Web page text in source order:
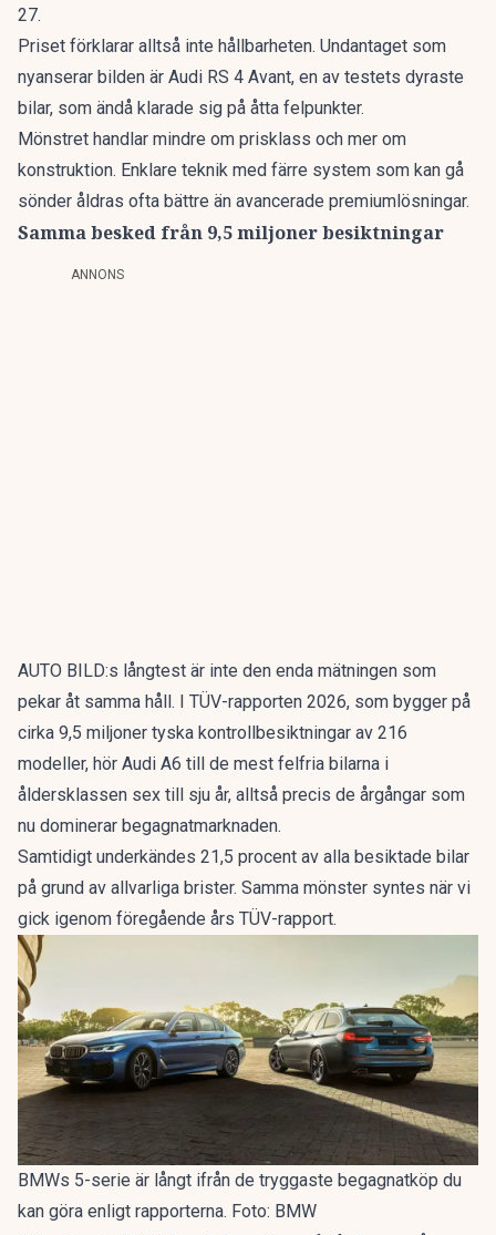
27.
Priset förklarar alltså inte hållbarheten. Undantaget som
nyanserar bilden är Audi RS 4 Avant, en av testets dyraste
bilar, som ändå klarade sig på åtta felpunkter.
Mönstret handlar mindre om prisklass och mer om
konstruktion. Enklare teknik med färre system som kan gå
sönder åldras ofta bättre än avancerade premiumlösningar.
Samma besked från 9,5 miljoner besiktningar
ANNONS
AUTO BILD:s långtest är inte den enda mätningen som
pekar åt samma håll. I TÜV-rapporten 2026, som bygger på
cirka 9,5 miljoner tyska kontrollbesiktningar av 216
modeller, hör Audi A6 till de mest felfria bilarna i
åldersklassen sex till sju år, alltså precis de årgångar som
nu dominerar begagnatmarknaden.
Samtidigt underkändes 21,5 procent av alla besiktade bilar
på grund av allvarliga brister. Samma mönster syntes när vi
gick igenom föregående års TÜV-rapport.
BMWs 5-serie är långt ifrån de tryggaste begagnatköp du
kan göra enligt rapporterna. Foto: BMW